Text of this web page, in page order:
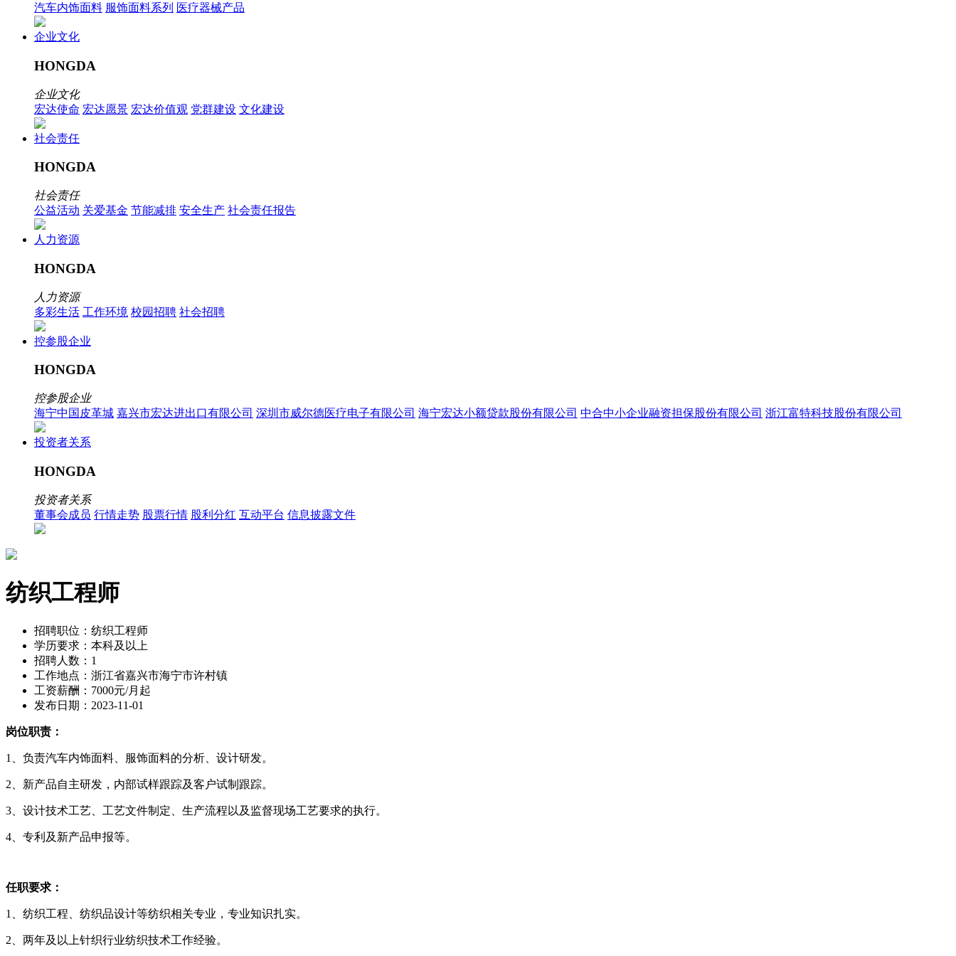
汽车内饰面料 服饰面料系列 医疗器械产品
企业文化
HONGDA
企业文化
宏达使命 宏达愿景 宏达价值观 党群建设 文化建设
社会责任
HONGDA
社会责任
公益活动 关爱基金 节能减排 安全生产 社会责任报告
人力资源
HONGDA
人力资源
多彩生活 工作环境 校园招聘 社会招聘
控参股企业
HONGDA
控参股企业
海宁中国皮革城 嘉兴市宏达进出口有限公司 深圳市威尔德医疗电子有限公司 海宁宏达小额贷款股份有限公司 中合中小企业融资担保股份有限公司 浙江富特科技股份有限公司
投资者关系
HONGDA
投资者关系
董事会成员 行情走势 股票行情 股利分红 互动平台 信息披露文件
纺织工程师
招聘职位：纺织工程师
学历要求：本科及以上
招聘人数：1
工作地点：浙江省嘉兴市海宁市许村镇
工资薪酬：7000元/月起
发布日期：2023-11-01
岗位职责：
1 、负责汽车内饰面料、服饰面料的分析、设计研发。
2 、新产品自主研发，内部试样跟踪及客户试制跟踪。
3 、设计技术工艺、工艺文件制定、生产流程以及监督现场工艺要求的执行。
4 、专利及新产品申报等。
任职要求：
1 、纺织工程、纺织品设计等纺织相关专业，专业知识扎实。
2 、两年及以上针织行业纺织技术工作经验。